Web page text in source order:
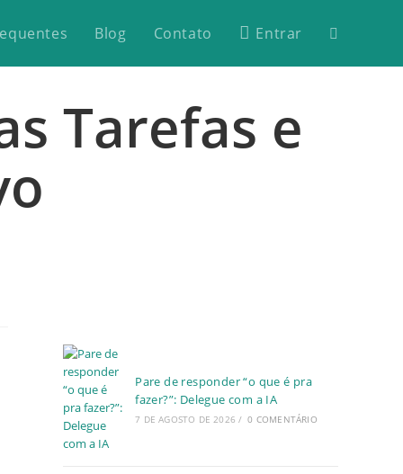
Blog Contato Entrar
Tarefas e
Pare de responder “o que é pra
fazer?”: Delegue com a IA
7 DE AGOSTO DE 2026 / 0 COMENTÁRIO